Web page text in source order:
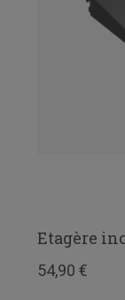
Etagère
54,90 €